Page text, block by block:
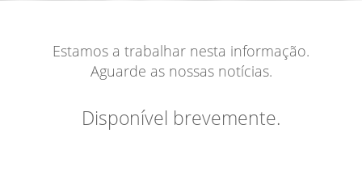
Estamos a trabalhar nesta informação.
Aguarde as nossas notícias.
Disponível brevemente.